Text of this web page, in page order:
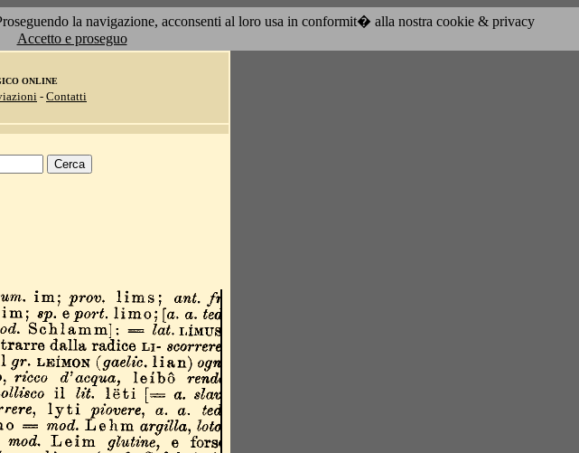
la navigazione, acconsenti al loro usa in conformit� alla nostra cookie & privacy
Accetto e proseguo
ONLINE
- Contatti